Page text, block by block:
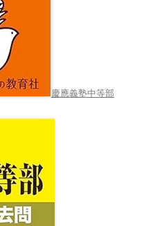
慶應義塾中等部